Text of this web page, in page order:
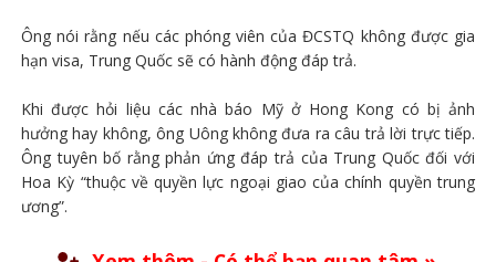
Ông nói rằng nếu các phóng viên của ĐCSTQ không được gia
hạn visa, Trung Quốc sẽ có hành động đáp trả.
Khi được hỏi liệu các nhà báo Mỹ ở Hong Kong có bị ảnh
hưởng hay không, ông Uông không đưa ra câu trả lời trực tiếp.
Ông tuyên bố rằng phản ứng đáp trả của Trung Quốc đối với
Hoa Kỳ “thuộc về quyền lực ngoại giao của chính quyền trung
ương”.